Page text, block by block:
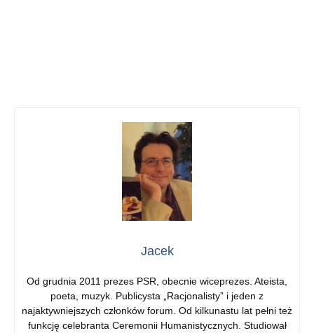
Jacek
Od grudnia 2011 prezes PSR, obecnie wiceprezes. Ateista,
poeta, muzyk. Publicysta „Racjonalisty” i jeden z
najaktywniejszych członków forum. Od kilkunastu lat pełni też
funkcję celebranta Ceremonii Humanistycznych. Studiował